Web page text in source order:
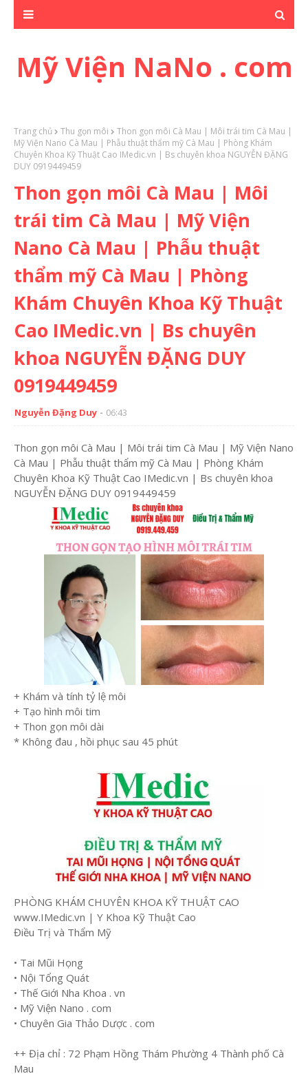
Mỹ Viện NaNo . com
Trang chủ Thu gọn môi
Thon gọn môi Cà Mau | Môi trái tim Cà Mau |
Mỹ Viện Nano Cà Mau | Phẫu thuật thẩm mỹ Cà Mau | Phòng Khám
Chuyên Khoa Kỹ Thuật Cao IMedic.vn | Bs chuyên khoa NGUYỄN ĐẶNG
DUY 0919449459
Thon gọn môi Cà Mau | Môi
trái tim Cà Mau | Mỹ Viện
Nano Cà Mau | Phẫu thuật
thẩm mỹ Cà Mau | Phòng
Khám Chuyên Khoa Kỹ Thuật
Cao IMedic.vn | Bs chuyên
khoa NGUYỄN ĐẶNG DUY
0919449459
Nguyễn Đặng Duy 06:43
Thon gọn môi Cà Mau | Môi trái tim Cà Mau | Mỹ Viện Nano
Cà Mau | Phẫu thuật thẩm mỹ Cà Mau | Phòng Khám
Chuyên Khoa Kỹ Thuật Cao IMedic.vn | Bs chuyên khoa
NGUYỄN ĐẶNG DUY 0919449459
+ Khám và tính tỷ lệ môi
+ Tạo hình môi tim
+ Thon gọn môi dài
* Không đau , hồi phục sau 45 phút
PHÒNG KHÁM CHUYÊN KHOA KỸ THUẬT CAO
www.IMedic.vn | Y Khoa Kỹ Thuật Cao
Điều Trị và Thẩm Mỹ
• Tai Mũi Họng
• Nội Tổng Quát
• Thế Giới Nha Khoa . vn
• Mỹ Viện Nano . com
• Chuyên Gia Thảo Dược . com
++ Địa chỉ : 72 Phạm Hồng Thám Phường 4 Thành phố Cà
Mau